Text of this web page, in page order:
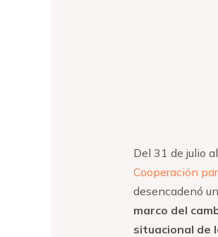
Del 31 de julio
Cooperación
desencadenó un
marco del
situacional de